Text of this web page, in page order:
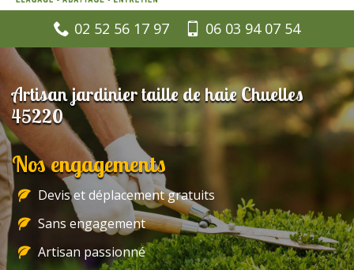
02 52 56 17 97 06 03 94 07 54
Artisan jardinier taille de haie Chuelles
45220
Nos engagements
Devis et déplacement gratuits
Sans engagement
Artisan passionné